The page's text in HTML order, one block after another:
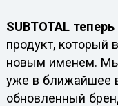
SUBTOTAL
продукт, который
новым именем. Мы
уже в ближайшее
обновленный